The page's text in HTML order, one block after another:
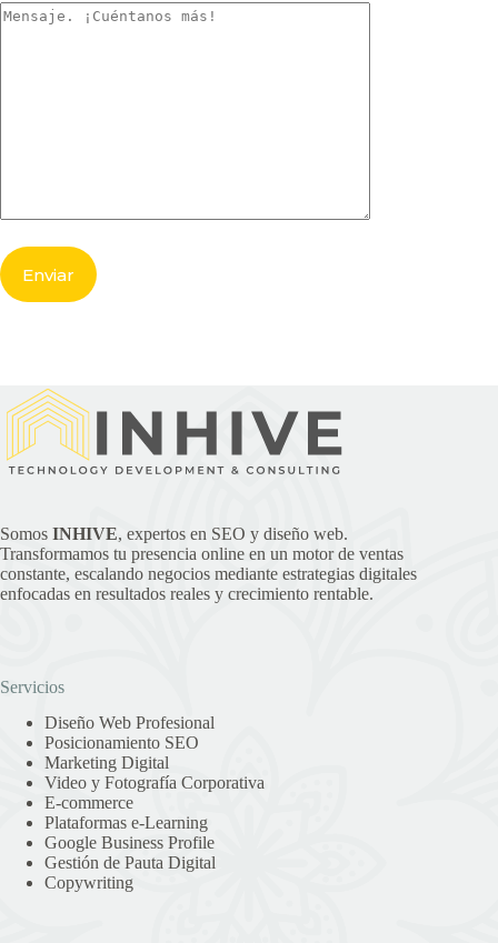
Somos INHIVE, expertos en SEO y diseño web.
Transformamos tu presencia online en un motor de ventas
constante, escalando negocios mediante estrategias digitales
enfocadas en resultados reales y crecimiento rentable.
Servicios
Diseño Web Profesional
Posicionamiento SEO
Marketing Digital
Video y Fotografía Corporativa
E-commerce
Plataformas e-Learning
Google Business Profile
Gestión de Pauta Digital
Copywriting